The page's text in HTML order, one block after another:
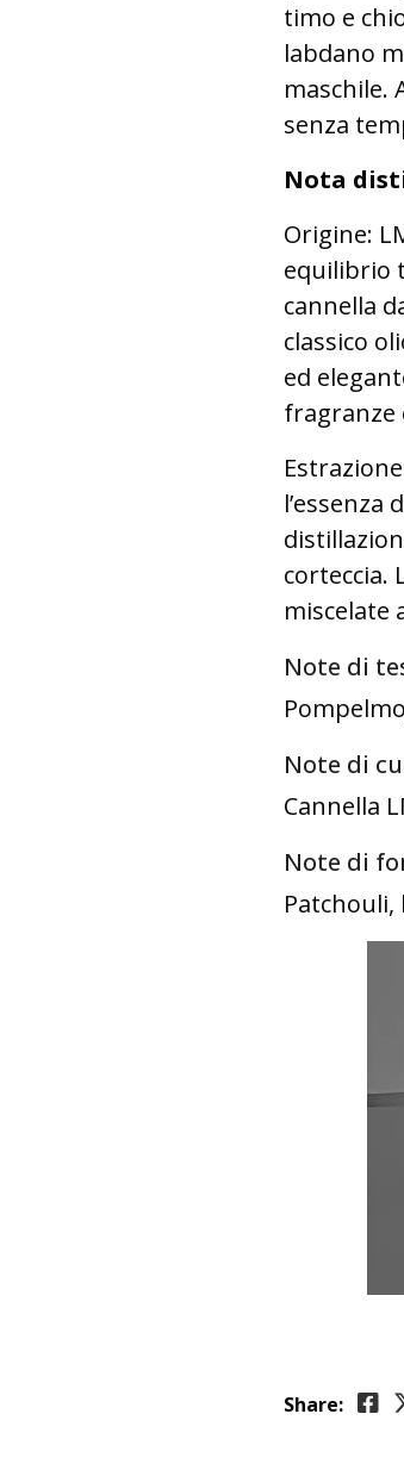
timo e
labdano
maschile.
senza
Nota
Origine:
equilibrio
cannella
classico
ed
fragranze
corteccia.
miscelate
Note di
Note di
Cannella
Note di
Patchouli,
Share: